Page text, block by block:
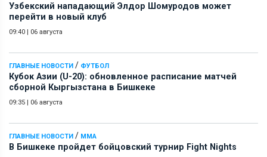
Узбекский нападающий Элдор Шомуродов может
перейти в новый клуб
09:40 | 06 августа
ГЛАВНЫЕ НОВОСТИ / ФУТБОЛ
Кубок Азии (U-20): обновленное расписание матчей
сборной Кыргызстана в Бишкеке
09:35 | 06 августа
ГЛАВНЫЕ НОВОСТИ / ММА
В Бишкеке пройдет бойцовский турнир Fight Nights